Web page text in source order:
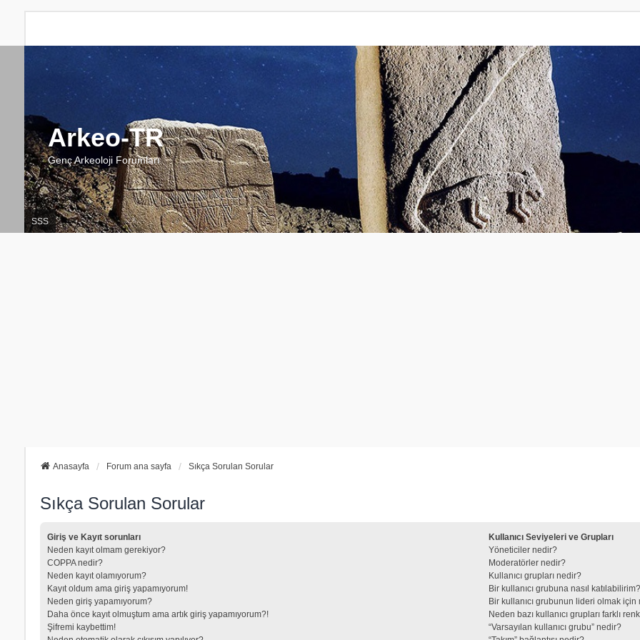
Arkeo-TR
Genç Arkeoloji Forumları
SSS
Anasayfa Forum ana sayfa Sıkça Sorulan Sorular
Sıkça Sorulan Sorular
Giriş ve Kayıt sorunları
Neden kayıt olmam gerekiyor?
COPPA nedir?
Neden kayıt olamıyorum?
Kayıt oldum ama giriş yapamıyorum!
Neden giriş yapamıyorum?
Daha önce kayıt olmuştum ama artık giriş yapamıyorum?!
Şifremi kaybettim!
Kullanıcı Seviyeleri ve Grupları
Yöneticiler nedir?
Moderatörler nedir?
Kullanıcı grupları nedir?
Bir kullanıcı grubuna nasıl katılabilirim?
Bir kullanıcı grubunun lideri olmak
Neden bazı kullanıcı grupları farklı
“Varsayılan kullanıcı grubu” nedir?